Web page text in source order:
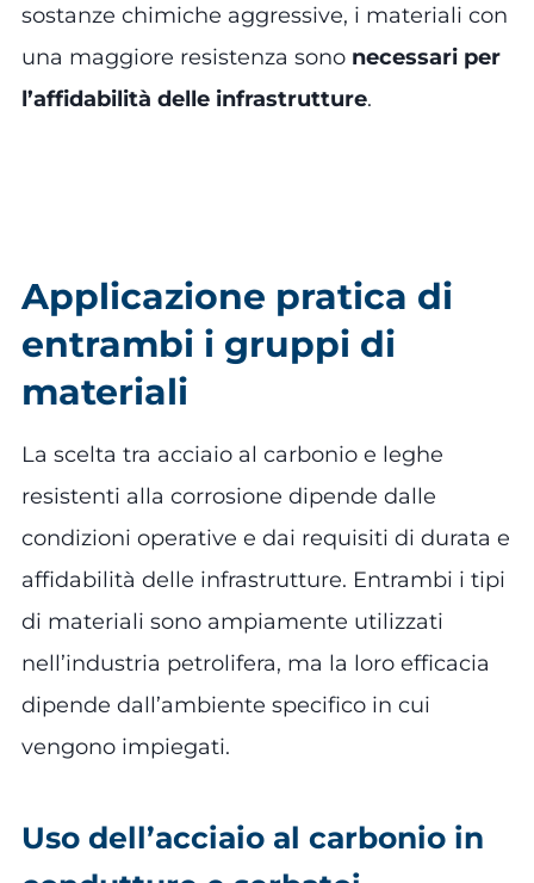
sostanze chimiche aggressive, i materiali con
una maggiore resistenza sono necessari per
l’affidabilità delle infrastrutture.
Applicazione pratica di
entrambi i gruppi di
materiali
La scelta tra acciaio al carbonio e leghe
resistenti alla corrosione dipende dalle
condizioni operative e dai requisiti di durata e
affidabilità delle infrastrutture. Entrambi i tipi
di materiali sono ampiamente utilizzati
nell’industria petrolifera, ma la loro efficacia
dipende dall’ambiente specifico in cui
vengono impiegati.
Uso dell’acciaio al carbonio in